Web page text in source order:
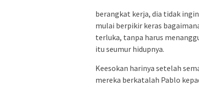
berangkat kerja, dia tidak
mulai berpikir keras
terluka, tanpa harus
itu seumur hidupnya.
Keesokan harinya setelah
mereka berkatalah Pablo